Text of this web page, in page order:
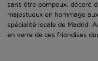
sans être pompeux, décoré
majestueux en hommage
spécialité locale de Madrid.
en verre de ces friandises